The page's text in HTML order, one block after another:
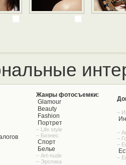
Жанры фотосъемки:
Glamour
Beauty
Fashion
Портрет
– Life style
– Бизнес
Спорт
Белье
– Art-nude
– Эротика
–
–
–
–
–